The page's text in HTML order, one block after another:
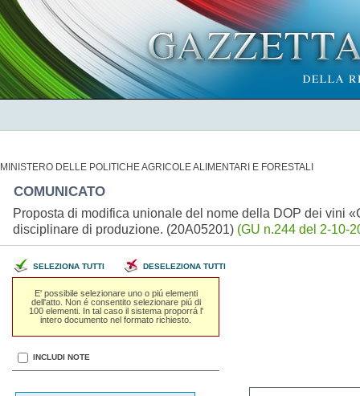
MINISTERO DELLE POLITICHE AGRICOLE ALIMENTARI E FORESTALI
COMUNICATO
Proposta di modifica unionale del nome della DOP dei vini
disciplinare di produzione. (20A05201) (GU n.244 del 2-10-
SELEZIONA TUTTI DESELEZIONA TUTTI
E' possibile selezionare uno o piú elementi
dell'atto. Non é consentito selezionare piú di
100 elementi. In tal caso il sistema proporrá l'
intero documento nel formato richiesto.
INCLUDI NOTE